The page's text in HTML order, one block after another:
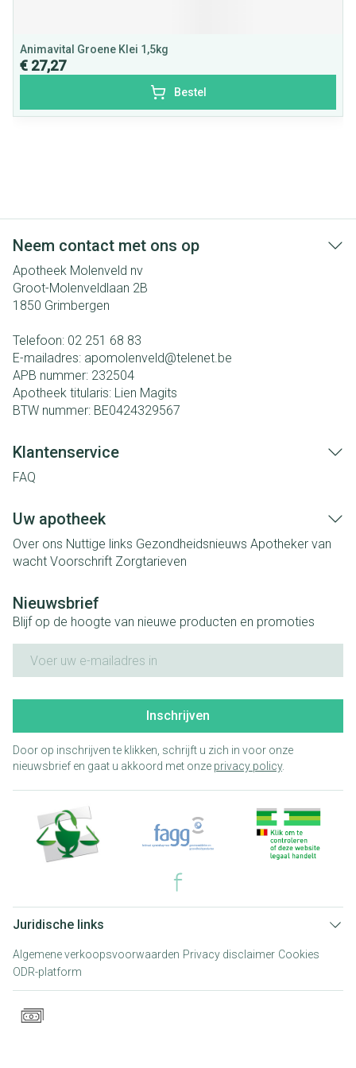
Animavital Groene Klei 1,5kg
€ 27,27
Bestel
Neem contact met ons op
Apotheek Molenveld nv
Groot-Molenveldlaan 2B
1850 Grimbergen
Telefoon: 02 251 68 83
E-mailadres: apomolenveld@telenet.be
APB nummer: 232504
Apotheek titularis: Lien Magits
BTW nummer: BE0424329567
Klantenservice
FAQ
Uw apotheek
Over ons Nuttige links Gezondheidsnieuws Apotheker van
wacht Voorschrift Zorgtarieven
Nieuwsbrief
Blijf op de hoogte van nieuwe producten en promoties
Inschrijven
Door op inschrijven te klikken, schrijft u zich in voor onze
nieuwsbrief en gaat u akkoord met onze privacy policy.
Juridische links
Algemene verkoopsvoorwaarden Privacy disclaimer Cookies
ODR-platform